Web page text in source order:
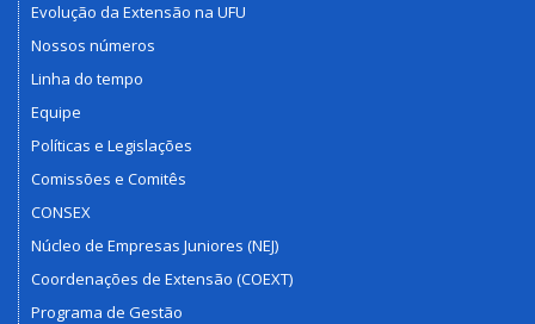
Evolução da Extensão na UFU
Nossos números
Linha do tempo
Equipe
Políticas e Legislações
Comissões e Comitês
CONSEX
Núcleo de Empresas Juniores (NEJ)
Coordenações de Extensão (COEXT)
Programa de Gestão